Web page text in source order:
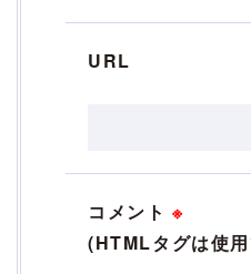
URL
コメント ※
(HTMLタグは使